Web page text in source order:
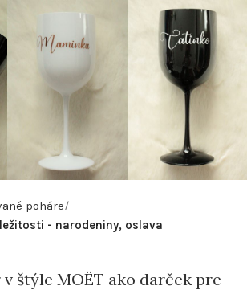
poháre
- narodeniny, oslava
štýle MOËT ako darček pre